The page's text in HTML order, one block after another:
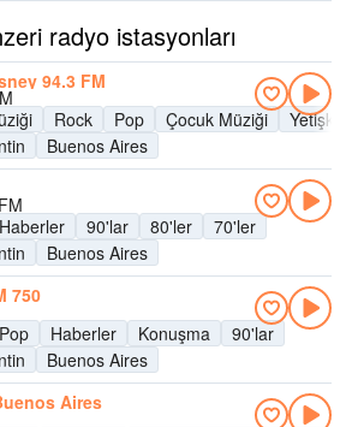
radyo istasyonları
94.3 FM
Rock Pop Çocuk Müziği
Buenos Aires
Haberler 90'lar 80'ler
70'ler
Buenos Aires
750
Pop Haberler Konuşma
90'lar
Buenos Aires
Aires